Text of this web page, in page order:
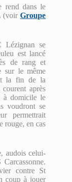
rend dans le
(voirGroupe
Lézignan se
est lancé
de rang et
sur le même
la fin de la
après
à domicile le
voudront se
permettrait
rouge, en cas
audois celui-
contre St
coup à jouer